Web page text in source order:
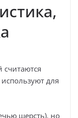
для
шерсть), но